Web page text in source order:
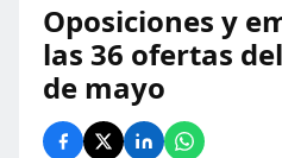
Oposiciones y
las 36 ofertas
de mayo